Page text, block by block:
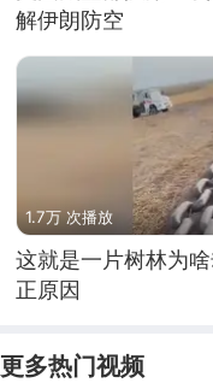
解伊朗防空
1.7万 次播放
这就是一片树林为
正原因
更多热门视频